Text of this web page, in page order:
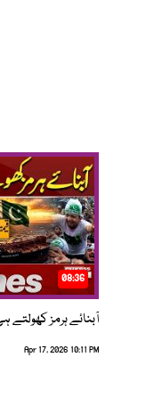
08:36
آبنائے ہرمز کھولتے
Apr 17, 2026 10:11 PM